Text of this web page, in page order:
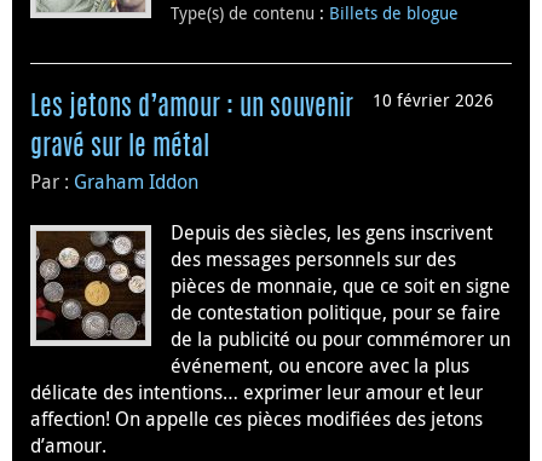
Type(s) de contenu : Billets de blogue
10 février 2026
Les jetons d’amour : un souvenir
gravé sur le métal
Par : Graham Iddon
Depuis des siècles, les gens inscrivent
des messages personnels sur des
pièces de monnaie, que ce soit en signe
de contestation politique, pour se faire
de la publicité ou pour commémorer un
événement, ou encore avec la plus
délicate des intentions… exprimer leur amour et leur
affection! On appelle ces pièces modifiées des jetons
d’amour.